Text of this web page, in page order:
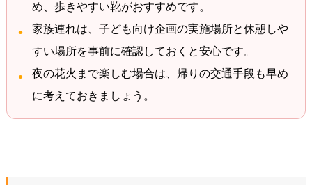
め、歩きやすい靴がおすすめです。
家族連れは、子ども向け企画の実施場所と休憩しや
すい場所を事前に確認しておくと安心です。
夜の花火まで楽しむ場合は、帰りの交通手段も早め
に考えておきましょう。